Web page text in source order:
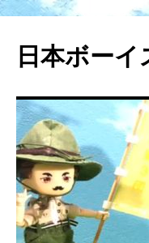
日本ボー